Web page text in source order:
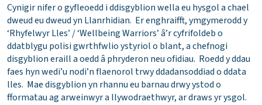
Cynigir nifer o gyfleoedd i ddisgyblion wella eu hysgol a chael
dweud eu dweud yn Llanrhidian. Er enghraifft, ymgymerodd y
‘Rhyfelwyr Lles’ / ‘Wellbeing Warriors’ â’r cyfrifoldeb o
ddatblygu polisi gwrthfwlio ystyriol o blant, a chefnogi
disgyblion eraill a oedd â phryderon neu ofidiau. Roedd y ddau
faes hyn wedi’u nodi’n flaenorol trwy ddadansoddiad o ddata
lles. Mae disgyblion yn rhannu eu barnau drwy ystod o
fformatau ag arweinwyr a llywodraethwyr, ar draws yr ysgol.